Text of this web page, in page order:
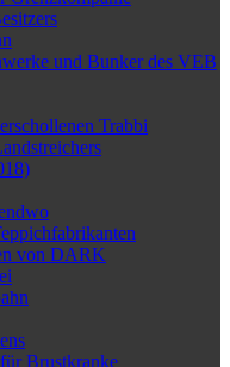
und Bunker des VEB
Trabbi
von DARK
Brustkranke